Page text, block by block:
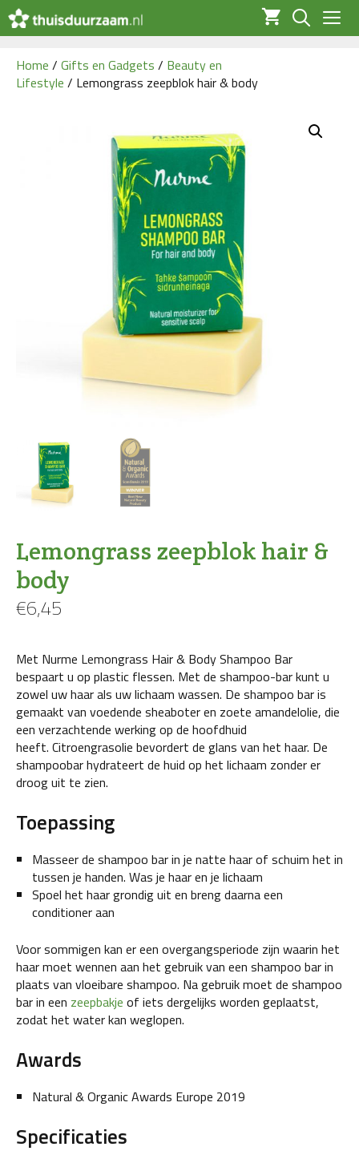
naar
inhoud
Home / Gifts en Gadgets / Beauty en
Lifestyle / Lemongrass zeepblok hair & body
Lemongrass zeepblok hair &
body
€6,45
Met Nurme Lemongrass Hair & Body Shampoo Bar
bespaart u op plastic flessen. Met de shampoo-bar kunt u
zowel uw haar als uw lichaam wassen. De shampoo bar is
gemaakt van voedende sheaboter en zoete amandelolie, die
een verzachtende werking op de hoofdhuid
heeft. Citroengrasolie bevordert de glans van het haar. De
shampoobar hydrateert de huid op het lichaam zonder er
droog uit te zien.
Toepassing
Masseer de shampoo bar in je natte haar of schuim het in
tussen je handen. Was je haar en je lichaam
Spoel het haar grondig uit en breng daarna een
conditioner aan
Voor sommigen kan er een overgangsperiode zijn waarin het
haar moet wennen aan het gebruik van een shampoo bar in
plaats van vloeibare shampoo. Na gebruik moet de shampoo
bar in een zeepbakje of iets dergelijks worden geplaatst,
zodat het water kan weglopen.
Awards
Natural & Organic Awards Europe 2019
Specificaties